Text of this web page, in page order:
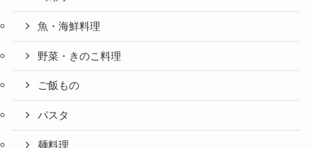
魚・海鮮料理
野菜・きのこ料理
ご飯もの
パスタ
麺料理